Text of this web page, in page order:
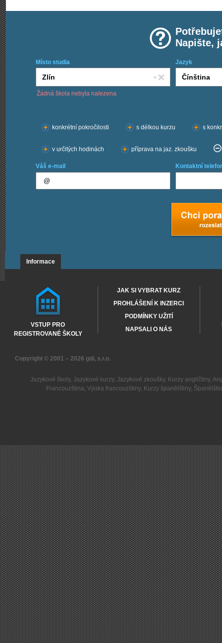
Napište,
Místo studia Jazyk
Žádná škola nebyla nalezena
konkrétní pokročilosti
s délkou kurzu s
v určitých hodinách příprava na jaz. zkoušku
Váš e-mail Kontaktní
Informace
VSTUP PRO
REGISTROVANÉ ŠKOLY
JAK SI VYBRAT KURZ
PROHLÁŠENÍ K INZERCI
PODMÍNKY UŽITÍ
NAPSALI O NÁS
Copyright © 2001 – 2026 gdi, s.r.o.
Jazykové školy, Jazykové kurzy, Jazykové zkoušky, Kurzy angličtiny,
Francouzština,Výuka francouzštiny, Kurzy španělštiny,